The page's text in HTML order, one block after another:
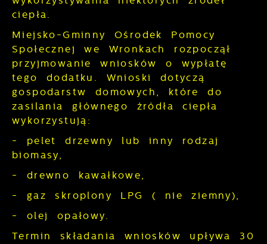
ciepła.
Miejsko-Gminny Ośrodek Pomocy
Społecznej we Wronkach rozpoczął
przyjmowanie wniosków o wypłatę
tego dodatku. Wnioski dotyczą
gospodarstw domowych, które do
zasilania głównego źródła ciepła
wykorzystują:
- pelet drzewny lub inny rodzaj
biomasy,
- drewno kawałkowe,
- gaz skroplony LPG ( nie ziemny),
- olej opałowy.
Termin składania wniosków upływa 30
serwisów internetowych pod względem ich
Zgromadzone informacje są przetwarzane
w formie zanonimizowanej. Wyrażenie
zgody na analityczne pliki cookies
gwarantuje dostępność wszystkich
funkcjonalności.
Dzięki reklamowym plikom cookies
prezentujemy Ci najciekawsze informacje i
partnerów.
Promocyjne pliki cookies służą do
prezentowania Ci naszych komunikatów na
podstawie analizy Twoich upodobań oraz
Twoich zwyczajów dotyczących
przeglądanej witryny internetowej. Treści
promocyjne mogą pojawić się na stronach
podmiotów trzecich lub firm będących
naszymi partnerami oraz innych
dostawców usług. Firmy te działają w
nasze treści w postaci wiadomości, ofert,
komunikatów mediów społecznościowych.
Więcej